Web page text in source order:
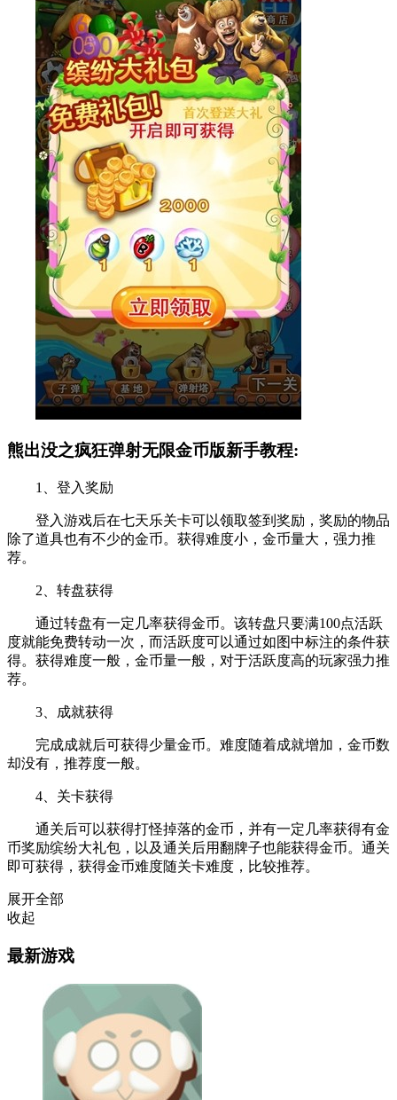
熊出没之疯狂弹射无限金币版新手教程:
1、登入奖励
登入游戏后在七天乐关卡可以领取签到奖励，奖励的物品
除了道具也有不少的金币。获得难度小，金币量大，强力推
荐。
2、转盘获得
通过转盘有一定几率获得金币。该转盘只要满100点活跃
度就能免费转动一次，而活跃度可以通过如图中标注的条件获
得。获得难度一般，金币量一般，对于活跃度高的玩家强力推
荐。
3、成就获得
完成成就后可获得少量金币。难度随着成就增加，金币数
却没有，推荐度一般。
4、关卡获得
通关后可以获得打怪掉落的金币，并有一定几率获得有金
币奖励缤纷大礼包，以及通关后用翻牌子也能获得金币。通关
即可获得，获得金币难度随关卡难度，比较推荐。
展开全部
收起
最新游戏